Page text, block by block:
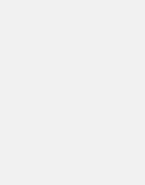
che facciamo.
di
di usare il
succede